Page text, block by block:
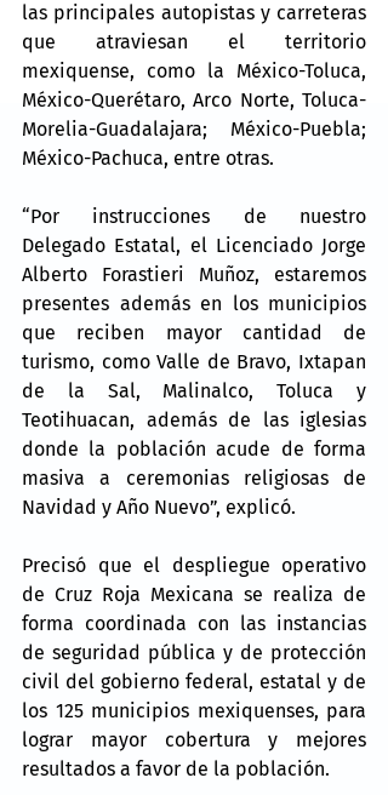
las principales autopistas y carreteras
que atraviesan el territorio
mexiquense, como la México-Toluca,
México-Querétaro, Arco Norte, Toluca-
Morelia-Guadalajara; México-Puebla;
México-Pachuca, entre otras.
“Por instrucciones de nuestro
Delegado Estatal, el Licenciado Jorge
Alberto Forastieri Muñoz, estaremos
presentes además en los municipios
que reciben mayor cantidad de
turismo, como Valle de Bravo, Ixtapan
de la Sal, Malinalco, Toluca y
Teotihuacan, además de las iglesias
donde la población acude de forma
masiva a ceremonias religiosas de
Navidad y Año Nuevo”, explicó.
Precisó que el despliegue operativo
de Cruz Roja Mexicana se realiza de
forma coordinada con las instancias
de seguridad pública y de protección
civil del gobierno federal, estatal y de
los 125 municipios mexiquenses, para
lograr mayor cobertura y mejores
resultados a favor de la población.